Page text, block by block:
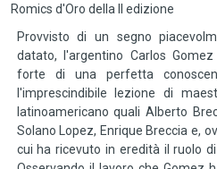
Romics d'Oro della II edizione
Provvisto di un segno
datato, l'argentino Carlos
forte di una perfetta
l'imprescindibile lezione di
latinoamericano quali Alberto
Solano Lopez, Enrique Breccia e,
cui ha ricevuto in eredità il ruolo